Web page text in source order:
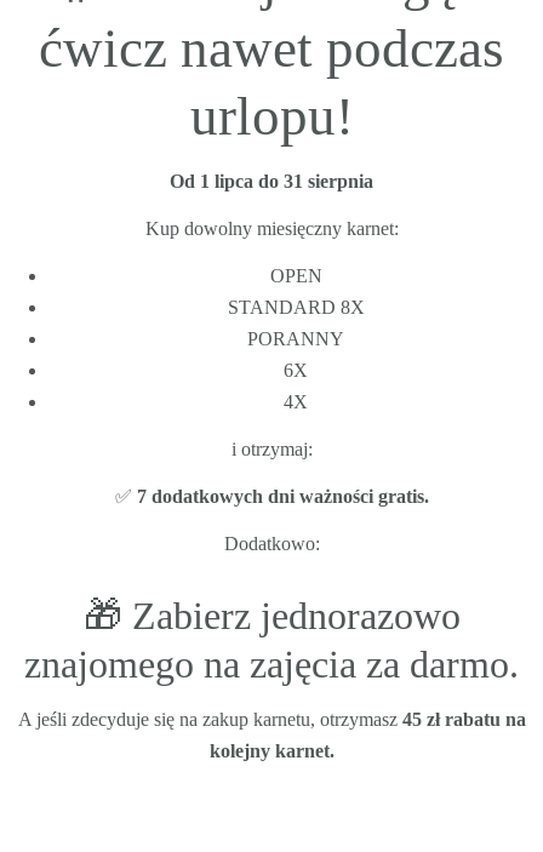
ćwicz nawet podczas
urlopu!
Od 1 lipca do 31 sierpnia
Kup dowolny miesięczny karnet:
OPEN
STANDARD 8X
PORANNY
6X
4X
i otrzymaj:
✅ 7 dodatkowych dni ważności gratis.
Dodatkowo:
🎁 Zabierz jednorazowo
znajomego na zajęcia za darmo.
A jeśli zdecyduje się na zakup karnetu, otrzymasz 45 zł rabatu na
kolejny karnet.